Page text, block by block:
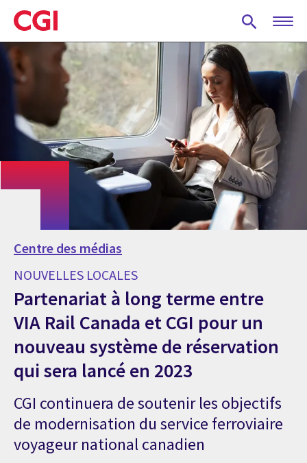
Skip
to
main
content
Centre des médias
NOUVELLES LOCALES
Partenariat à long terme entre
VIA Rail Canada et CGI pour un
nouveau système de réservation
qui sera lancé en 2023
CGI continuera de soutenir les objectifs
de modernisation du service ferroviaire
voyageur national canadien